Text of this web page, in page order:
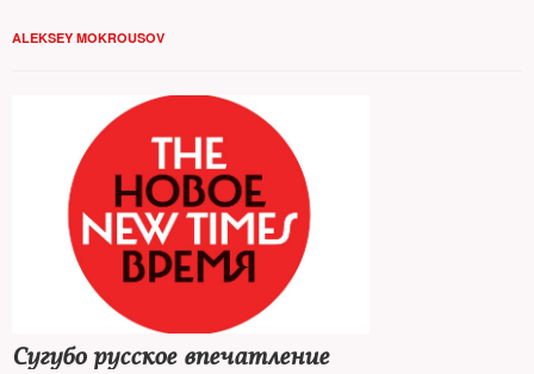
ALEKSEY MOKROUSOV
Сугубо русское впечатление